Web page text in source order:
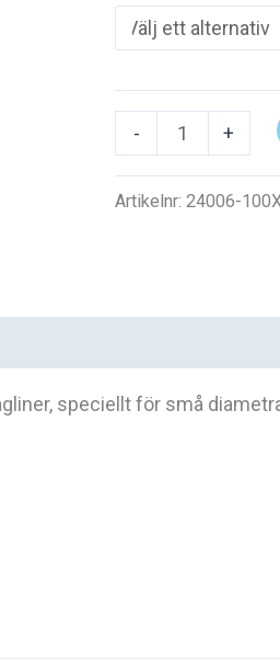
-
Bodenbender
EasyShoot
mängd
+
Artikelnr:24006-
speciellt för små